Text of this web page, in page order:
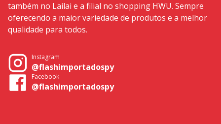
também no Lailai e a filial no shopping HWU. Sempre
oferecendo a maior variedade de produtos e a melhor
qualidade para todos.
Instagram
@flashimportadospy
Facebook
@flashimportadospy